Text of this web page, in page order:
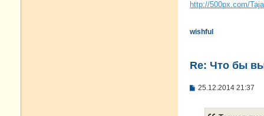
и
http://500px.com/
wishful
Re: Что бы
С
25.12.2014 21:37